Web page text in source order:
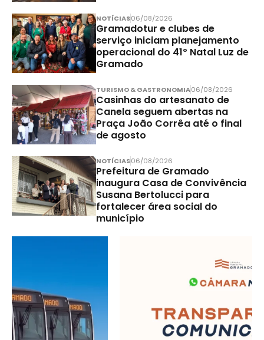
NOTÍCIAS06/08/2026
Gramadotur e clubes de
serviço iniciam planejamento
operacional do 41º Natal Luz de
Gramado
TURISMO & GASTRONOMIA06/08/2026
Casinhas do artesanato de
Canela seguem abertas na
Praça João Corrêa até o final
de agosto
NOTÍCIAS06/08/2026
Prefeitura de Gramado
inaugura Casa de Convivência
Susana Bertolucci para
fortalecer área social do
município